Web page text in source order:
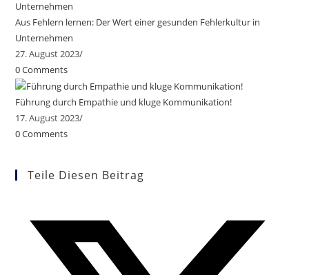
Aus Fehlern lernen: Der Wert einer gesunden Fehlerkultur in
Unternehmen
27. August 2023/
0 Comments
Führung durch Empathie und kluge Kommunikation!
17. August 2023/
0 Comments
Teile Diesen Beitrag